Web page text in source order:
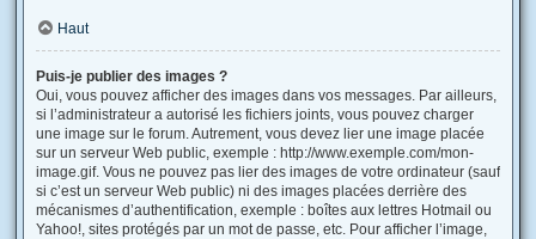
Haut
Puis-je publier des images ?
Oui, vous pouvez afficher des images dans vos messages. Par ailleurs,
si l’administrateur a autorisé les fichiers joints, vous pouvez charger
une image sur le forum. Autrement, vous devez lier une image placée
sur un serveur Web public, exemple : http://www.exemple.com/mon-
image.gif. Vous ne pouvez pas lier des images de votre ordinateur (sauf
si c’est un serveur Web public) ni des images placées derrière des
mécanismes d’authentification, exemple : boîtes aux lettres Hotmail ou
Yahoo!, sites protégés par un mot de passe, etc. Pour afficher l’image,